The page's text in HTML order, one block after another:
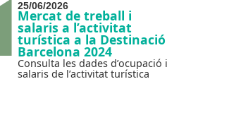
25/06/2026
Mercat de treball i
salaris a l’activitat
turística a la Destinació
Barcelona 2024
Consulta les dades d’ocupació i
salaris de l’activitat turística